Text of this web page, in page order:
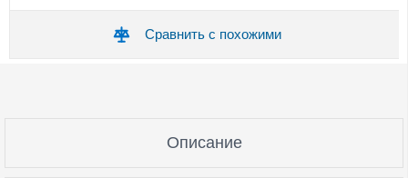
Сравнить с похожими
Описание